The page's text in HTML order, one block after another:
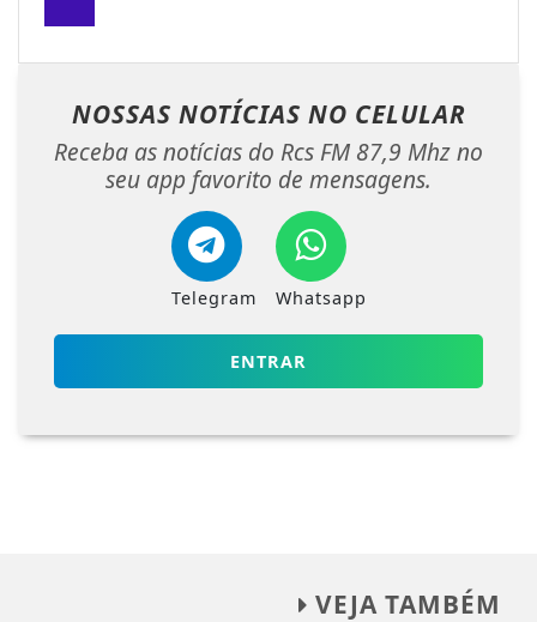
NOSSAS NOTÍCIAS NO CELULAR
Receba as notícias do Rcs FM 87,9 Mhz no
seu app favorito de mensagens.
Telegram Whatsapp
ENTRAR
VEJA TAMBÉM